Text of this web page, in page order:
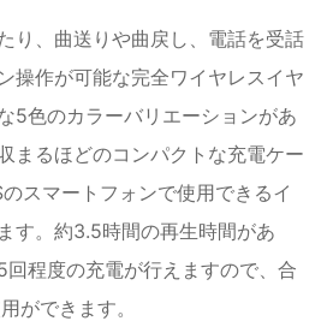
り、曲送りや曲戻し、電話を受話
操作が可能な完全ワイヤレスイヤ
5色のカラーバリエーションがあ
まるほどのコンパクトな充電ケー
スマートフォンで使用できるイ
す。約3.5時間の再生時間があ
回程度の充電が行えますので、合
ができます。